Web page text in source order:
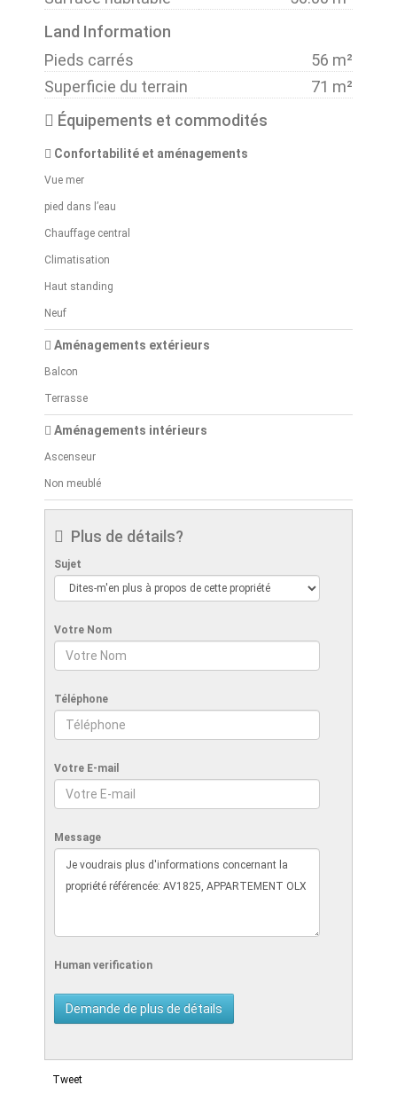
Land Information
Pieds carrés
56 m²
Superficie du terrain
71 m²
Équipements et commodités
Confortabilité et aménagements
Vue mer
pied dans l’eau
Chauffage central
Climatisation
Haut standing
Neuf
Aménagements extérieurs
Balcon
Terrasse
Aménagements intérieurs
Ascenseur
Non meublé
Plus de détails?
Sujet
Votre Nom
Téléphone
Votre E-mail
Message
Human verification
Tweet